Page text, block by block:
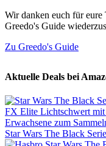
Wir danken euch für eure
Greedo's Guide
Zu Greedo's Guide
Aktuelle Deals bei
Star Wars The Black